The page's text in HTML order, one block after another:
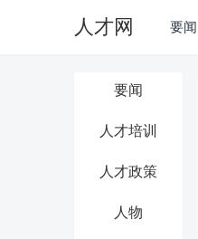
人才网 要闻
要闻
人才培训
人才政策
人物